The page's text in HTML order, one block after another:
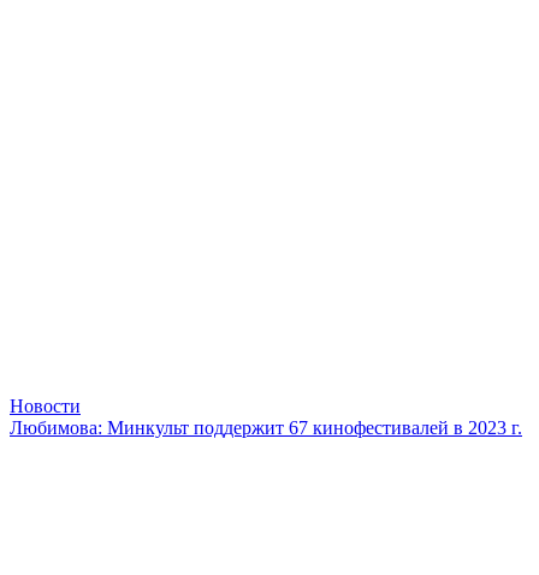
Новости
Любимова: Минкульт поддержит 67 кинофестивалей в 2023 г.